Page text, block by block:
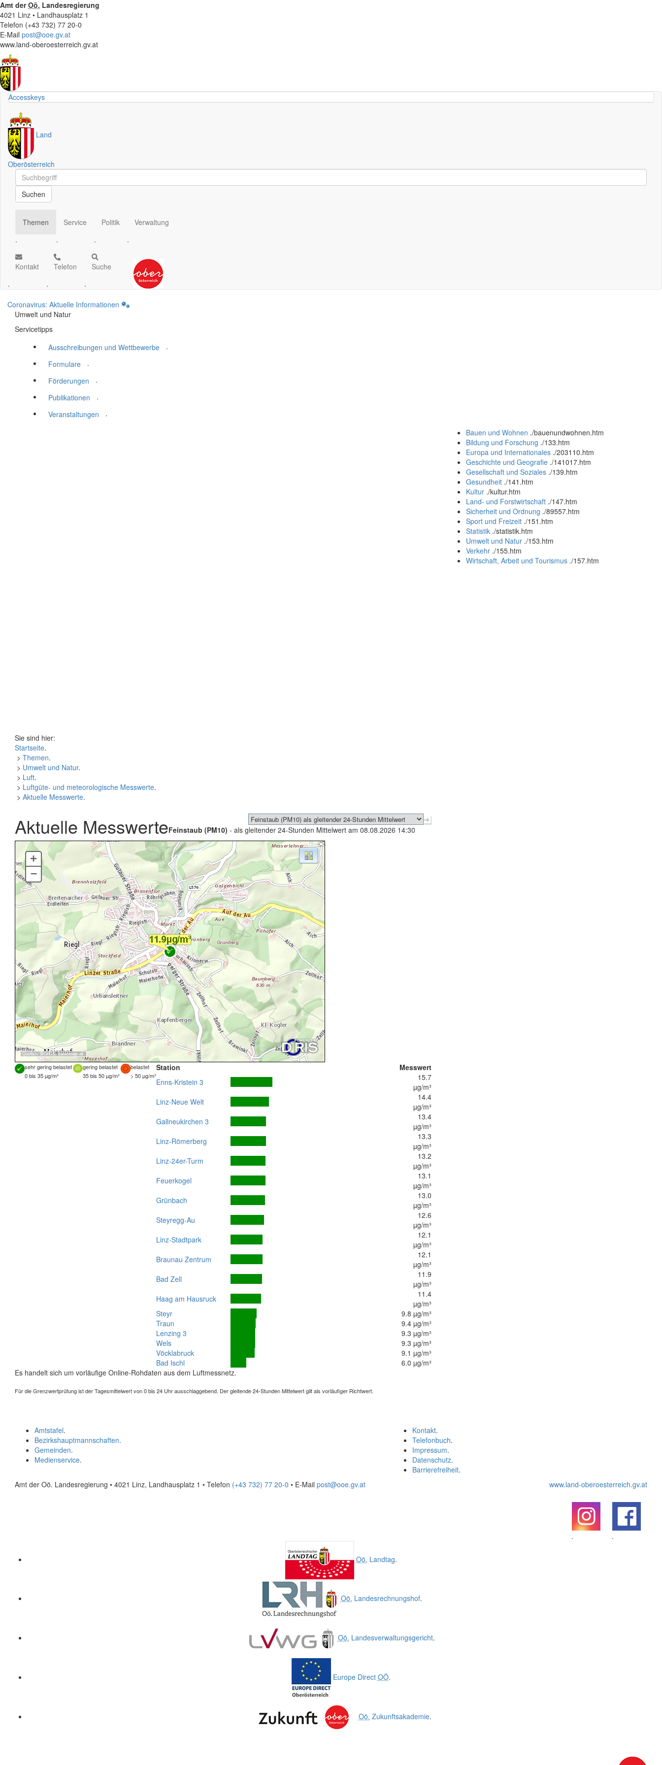
Amt derOö. Landesregierung
4021 Linz • Landhausplatz 1
Telefon (+43 732) 77 20-0
E-Mail post@ooe.gv.at
www.land-oberoesterreich.gv.at
Accesskeys
Land
Oberösterreich
Schnellsuche
Schnellsuche
Suchen
Themen
.
Service
.
Politik
.
Verwaltung
.
Kontakt
.
Telefon
.
Suche
.
Coronavirus: Aktuelle Informationen
Umwelt und Natur
Servicetipps
Ausschreibungen und Wettbewerbe
.
Formulare
.
Förderungen
.
Publikationen
.
Veranstaltungen
.
Bauen und Wohnen ./bauenundwohnen.htm
Bildung und Forschung ./133.htm
Europa und Internationales ./203110.htm
Geschichte und Geografie ./141017.htm
Gesellschaft und Soziales ./139.htm
Gesundheit ./141.htm
Kultur ./kultur.htm
Land- und Forstwirtschaft ./147.htm
Sicherheit und Ordnung ./89557.htm
Sport und Freizeit ./151.htm
Statistik ./statistik.htm
Umwelt und Natur ./153.htm
Verkehr ./155.htm
Wirtschaft, Arbeit und Tourismus ./157.htm
Sie sind hier:
Startseite.
> Themen.
> Umwelt und Natur.
> Luft.
> Luftgüte- und meteorologische Messwerte.
> Aktuelle Messwerte.
Aktuelle MesswerteFeinstaub (PM10) - als gleitender 24-Stunden Mittelwert am 08.08.2026 14:30
Quellen: DORIS,basemap.at
+
–
sehr gering belastet gering belastet
belastet
0 bis 35 µg/m³
35 bis 50 µg/m³ > 50 µg/m³
Station
Messwert
Enns-Kristein 3
15.7
µg/m³
Linz-Neue Welt
14.4
µg/m³
Gallneukirchen 3
13.4
µg/m³
Linz-Römerberg
13.3
µg/m³
Linz-24er-Turm
13.2
µg/m³
Feuerkogel
13.1
µg/m³
Grünbach
13.0
µg/m³
Steyregg-Au
12.6
µg/m³
Linz-Stadtpark
12.1
µg/m³
Braunau Zentrum
12.1
µg/m³
Bad Zell
11.9
µg/m³
Haag am Hausruck
11.4
µg/m³
Steyr
9.8 µg/m³
Traun
9.4 µg/m³
Lenzing 3
9.3 µg/m³
Wels
9.3 µg/m³
Vöcklabruck
9.1 µg/m³
Bad Ischl
6.0 µg/m³
Es handelt sich um vorläufige Online-Rohdaten aus dem Luftmessnetz.
Für die Grenzwertprüfung ist der Tagesmittelwert von 0 bis 24 Uhr ausschlaggebend. Der gleitende 24-Stunden Mittelwert gilt als vorläufiger Richtwert.
Kontakt.
Telefonbuch.
Impressum.
Datenschutz.
Barrierefreiheit.
Amtstafel.
Bezirkshauptmannschaften.
Gemeinden.
Medienservice.
Amt der Oö. Landesregierung • 4021 Linz, Landhausplatz 1 • Telefon (+43 732) 77 20-0 • E-Mail post@ooe.gv.at www.land-oberoesterreich.gv.at
.
.
Oö. Landtag.
Oö. Landesrechnungshof.
Oö. Landesverwaltungsgericht.
Europe Direct OÖ.
Oö. Zukunftsakademie.